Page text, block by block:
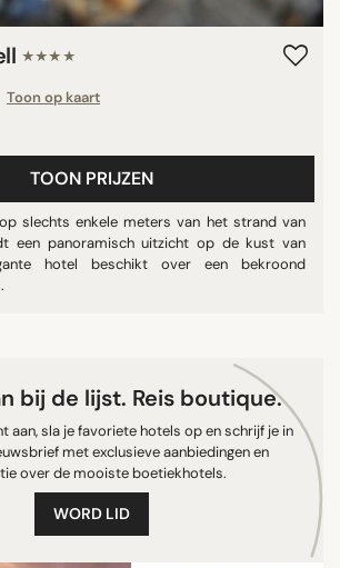
★★★★
Toon op kaart
TOON PRIJZEN
slechts enkele meters van het strand van
een panoramisch uitzicht op de kust van
hotel beschikt over een bekroond
bij de lijst. Reis boutique.
aan, sla je favoriete hotels op en schrijf je in
met exclusieve aanbiedingen en
over de mooiste boetiekhotels.
WORD LID